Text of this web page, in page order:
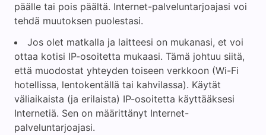
päälle tai pois päältä. Internet-palveluntarjoajasi voi
tehdä muutoksen puolestasi.
Jos olet matkalla ja laitteesi on mukanasi, et voi
ottaa kotisi IP-osoitetta mukaasi. Tämä johtuu siitä,
että muodostat yhteyden toiseen verkkoon (Wi-Fi
hotellissa, lentokentällä tai kahvilassa). Käytät
väliaikaista (ja erilaista) IP-osoitetta käyttääksesi
Internetiä. Sen on määrittänyt Internet-
palveluntarjoajasi.